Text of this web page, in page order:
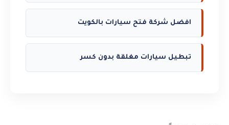
افضل شركة فتح سيارات بالكويت
تبطيل سيارات مغلقة بدون كسر